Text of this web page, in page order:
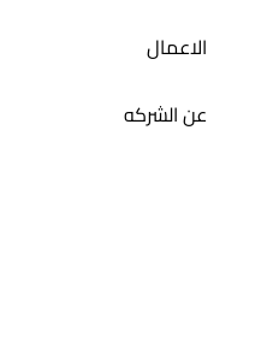
الاعمال
عن الشركه